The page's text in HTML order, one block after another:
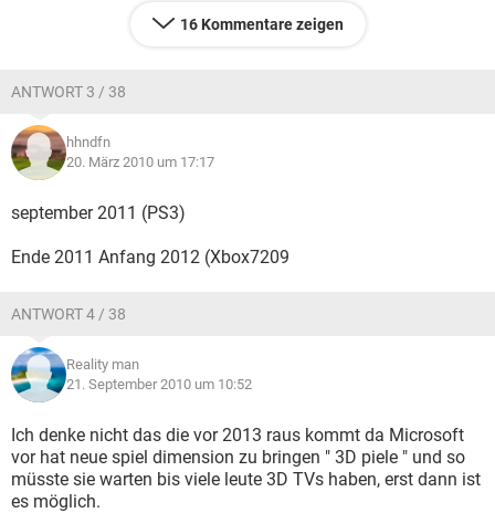
16 Kommentare zeigen
ANTWORT 3 / 38
hhndfn
20. März 2010 um 17:17
september 2011 (PS3)
Ende 2011 Anfang 2012 (Xbox7209
ANTWORT 4 / 38
Reality man
21. September 2010 um 10:52
Ich denke nicht das die vor 2013 raus kommt da Microsoft
vor hat neue spiel dimension zu bringen " 3D piele " und so
müsste sie warten bis viele leute 3D TVs haben, erst dann ist
es möglich.